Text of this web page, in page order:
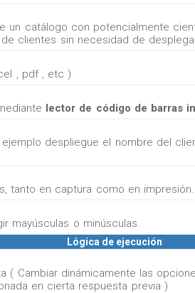
un catálogo con potencialmente
clientes sin necesidad de
, pdf , etc )
lector de código de barras
despliegue el nombre del
tanto en captura como en impresión.
mayúsculas o minúsculas.
Lógica de ejecución
Cambiar dinámicamente las
en cierta respuesta previa )